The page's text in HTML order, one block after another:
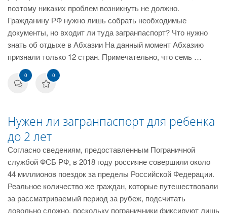
поэтому никаких проблем возникнуть не должно.
Гражданину РФ нужно лишь собрать необходимые
документы, но входит ли туда загранпаспорт? Что нужно
знать об отдыхе в Абхазии На данный момент Абхазию
признали только 12 стран. Примечательно, что семь …
0 0
Нужен ли загранпаспорт для ребенка
до 2 лет
Согласно сведениям, предоставленным Пограничной
службой ФСБ РФ, в 2018 году россияне совершили около
44 миллионов поездок за пределы Российской Федерации.
Реальное количество же граждан, которые путешествовали
за рассматриваемый период за рубеж, подсчитать
довольно сложно, поскольку пограничники фиксируют лишь